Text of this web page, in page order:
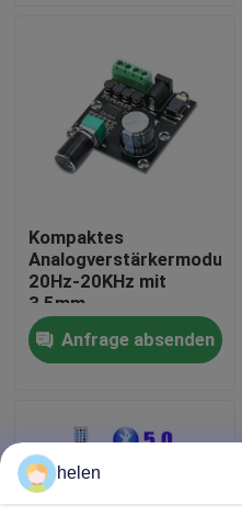
Werksbesichtigung
Qualitätskontrolle
Kontaktieren Sie uns
Neuigkeiten
Rechtssachen
Blog
Verstärker-Board-Modul
Kompaktes
Analogverstärkermodul
20Hz-20KHz mit
3,5mm
Eingangsschnittstelle
und Silberveredelung
Anfrage absenden
helen